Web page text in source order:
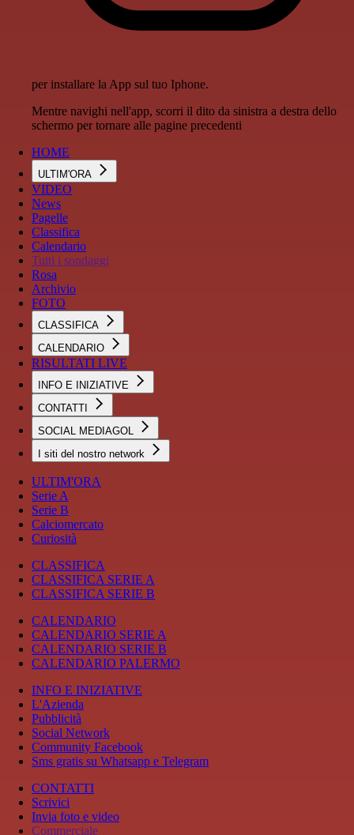
per installare la App sul tuo Iphone.
Mentre navighi nell'app, scorri il dito da sinistra a destra dello
schermo per tornare alle pagine precedenti
HOME
ULTIM'ORA
VIDEO
News
Pagelle
Classifica
Calendario
Tutti i sondaggi
Rosa
Archivio
FOTO
CLASSIFICA
CALENDARIO
RISULTATI LIVE
INFO E INIZIATIVE
CONTATTI
SOCIAL MEDIAGOL
I siti del nostro network
ULTIM'ORA
Serie A
Serie B
Calciomercato
Curiosità
CLASSIFICA
CLASSIFICA SERIE A
CLASSIFICA SERIE B
CALENDARIO
CALENDARIO SERIE A
CALENDARIO SERIE B
CALENDARIO PALERMO
INFO E INIZIATIVE
L'Azienda
Pubblicità
Social Network
Community Facebook
Sms gratis su Whatsapp e Telegram
CONTATTI
Scrivici
Invia foto e video
Commerciale